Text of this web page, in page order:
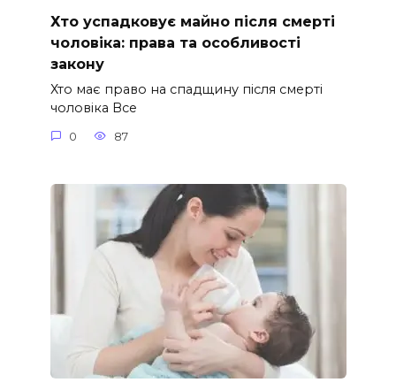
Хто успадковує майно після смерті
чоловіка: права та особливості
закону
Хто має право на спадщину після смерті
чоловіка Все
0 87